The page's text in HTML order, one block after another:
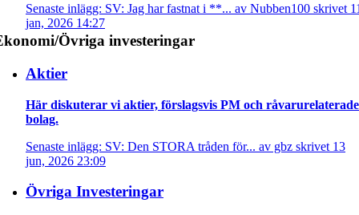
Senaste inlägg: SV: Jag har fastnat i **... av Nubben100 skrivet
jan, 2026 14:27
Övriga investeringar
Aktier
Här diskuterar vi aktier, förslagsvis PM och råvarurelaterade
bolag.
Senaste inlägg: SV: Den STORA tråden för... av gbz skrivet 13
jun, 2026 23:09
Övriga Investeringar